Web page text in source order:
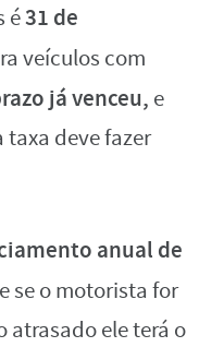
é31 de
veículos com
já venceu, e
deve fazer
anual de
e se o motorista for
ele terá o